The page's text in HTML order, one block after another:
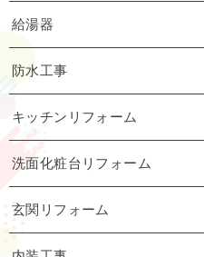
給湯器
防水工事
キッチンリフォーム
洗面化粧台リフォーム
玄関リフォーム